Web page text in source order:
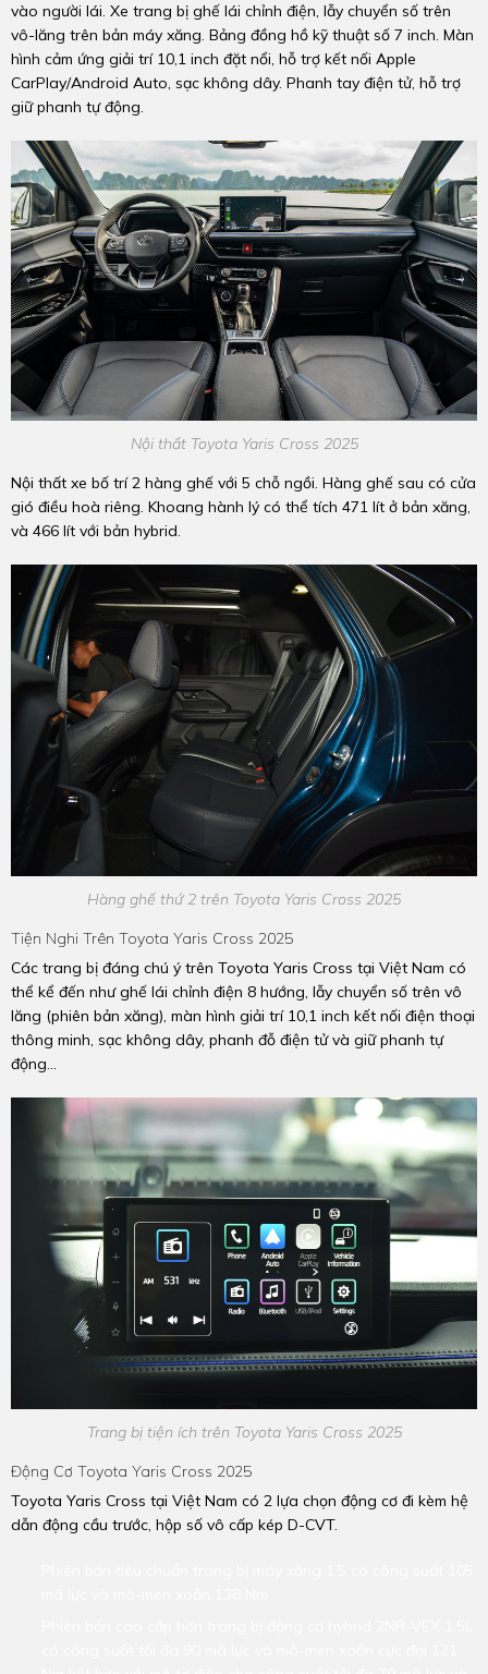
vào người lái. Xe trang bị ghế lái chỉnh điện, lẫy chuyển số trên
vô-lăng trên bản máy xăng. Bảng đồng hồ kỹ thuật số 7 inch. Màn
hình cảm ứng giải trí 10,1 inch đặt nổi, hỗ trợ kết nối Apple
CarPlay/Android Auto, sạc không dây. Phanh tay điện tử, hỗ trợ
giữ phanh tự động.
Nội thất Toyota Yaris Cross 2025
Nội thất xe bố trí 2 hàng ghế với 5 chỗ ngồi. Hàng ghế sau có cửa
gió điều hoà riêng. Khoang hành lý có thể tích 471 lít ở bản xăng,
và 466 lít với bản hybrid.
Hàng ghế thứ 2 trên Toyota Yaris Cross 2025
Tiện Nghi Trên Toyota Yaris Cross 2025
Các trang bị đáng chú ý trên Toyota Yaris Cross tại Việt Nam có
thể kể đến như ghế lái chỉnh điện 8 hướng, lẫy chuyển số trên vô
lăng (phiên bản xăng), màn hình giải trí 10,1 inch kết nối điện thoại
thông minh, sạc không dây, phanh đỗ điện tử và giữ phanh tự
động…
Trang bị tiện ích trên Toyota Yaris Cross 2025
Động Cơ Toyota Yaris Cross 2025
Toyota Yaris Cross tại Việt Nam có 2 lựa chọn động cơ đi kèm hệ
dẫn động cầu trước, hộp số vô cấp kép D-CVT.